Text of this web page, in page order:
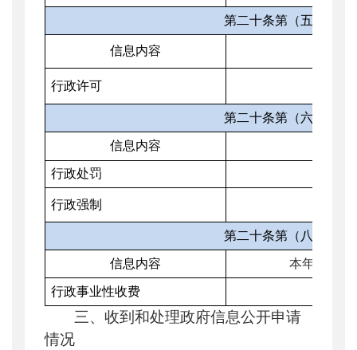
第二十条第（五）项
信息内容
行政许可
第二十条第（六）项
信息内容
行政处罚
行政强制
第二十条第（八）项
信息内容 本年收费金
行政事业性收费
三、收到和处理政府信息公开申请
情况